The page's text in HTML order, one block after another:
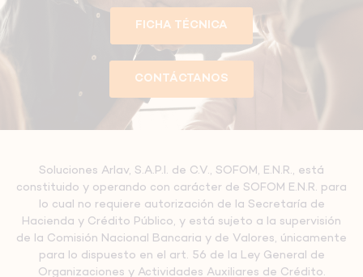
FICHA TÉCNICA
CONTÁCTANOS
Soluciones Arlav, S.A.P.I. de C.V., SOFOM, E.N.R., está
constituido y operando con carácter de SOFOM E.N.R. para
lo cual no requiere autorización de la Secretaría de
Hacienda y Crédito Público, y está sujeto a la supervisión
de la Comisión Nacional Bancaria y de Valores, únicamente
para lo dispuesto en el art. 56 de la Ley General de
Organizaciones y Actividades Auxiliares de Crédito.